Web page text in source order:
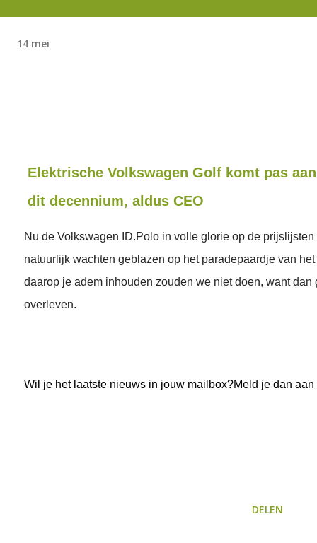
14 mei
Elektrische Volkswagen Golf komt pas
dit decennium, aldus CEO
Nu de Volkswagen ID.Polo in volle glorie op de
natuurlijk wachten geblazen op het paradepaardje van
daarop je adem inhouden zouden we niet doen, want dan
overleven.
Wil je het laatste nieuws in jouw mailbox?Meld je dan
DELEN